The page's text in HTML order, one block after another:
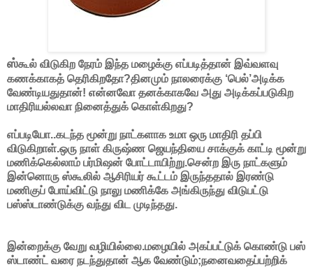
ஸ்கூல் விடுகிற நேரம் இந்த மழைக்கு எப்படித்தான் இவ்வளவு
கணக்காகத் தெரிகிறதோ?தினமும் நாலரைக்கு ‘பெல்’அடிக்க
வேண்டியதுதான்! என்னவோ தனக்காகவே அது அடிக்கப்படுகிற
மாதிரியல்லவா நினைத்துக் கொள்கிறது?
எப்படியோ..கடந்த மூன்று நாட்களாக உமா ஒரு மாதிரி தப்பி
விடுகிறாள்.ஒரு நாள் கிருஷ்ண ஜெயந்தியை சாக்குக் காட்டி மூன்று
மணிக்கெல்லாம் பர்மிஷன் போட்டாயிற்று.சென்ற இரு நாட்களும்
இன்னொரு ஸ்கூலில் ஆசிரியர் கூட்டம் இருந்ததால் இரண்டு
மணிகுப் போய்விட்டு நாலு மணிக்கே அங்கிருந்து விடுபட்டு
பஸ்ஸ்டாண்டுக்கு வந்து விட முடிந்தது.
இன்றைக்கு வேறு வழியில்லை.மழையில் அகப்பட்டுக் கொண்டு பஸ்
ஸ்டாண்ட் வரை நடந்துதான் ஆக வேண்டும்;நனைவதைப்பற்றிக்